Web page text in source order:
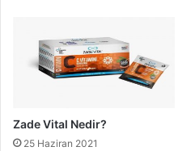
Zade Vital Nedir?
25 Haziran 2021